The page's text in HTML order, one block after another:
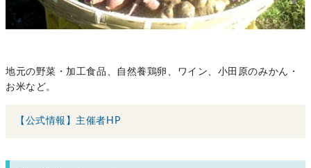
地元の野菜・加工食品、自然養鶏卵、ワイン、小田原のみかん・
お米など。
【公式情報】主催者HP